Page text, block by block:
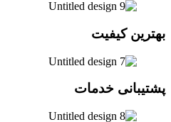
بهترین کیفیت
پشتیبانی خدمات